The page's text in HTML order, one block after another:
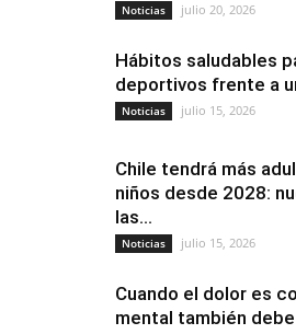
Noticias julio 20, 2026
Hábitos saludables
deportivos frente a
Noticias julio 15, 2026
Chile tendrá más
niños desde 2028:
las...
Noticias julio 15, 2026
Cuando el dolor es
mental también